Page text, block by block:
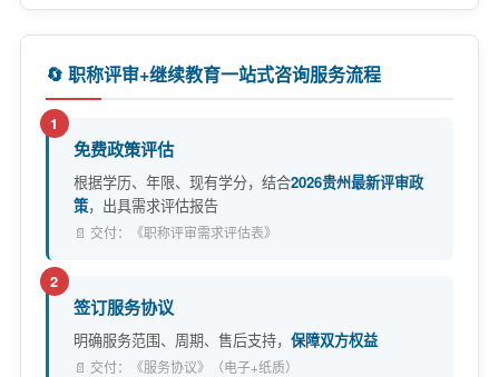
🔄 职称评审+继续教育一站式咨询服务流程
1
免费政策评估
根据学历、年限、现有学分，结合2026贵州最新评审政
策，出具需求评估报告
📄 交付：《职称评审需求评估表》
2
签订服务协议
明确服务范围、周期、售后支持， 保障双方权益
📄 交付：《服务协议》（电子+纸质）